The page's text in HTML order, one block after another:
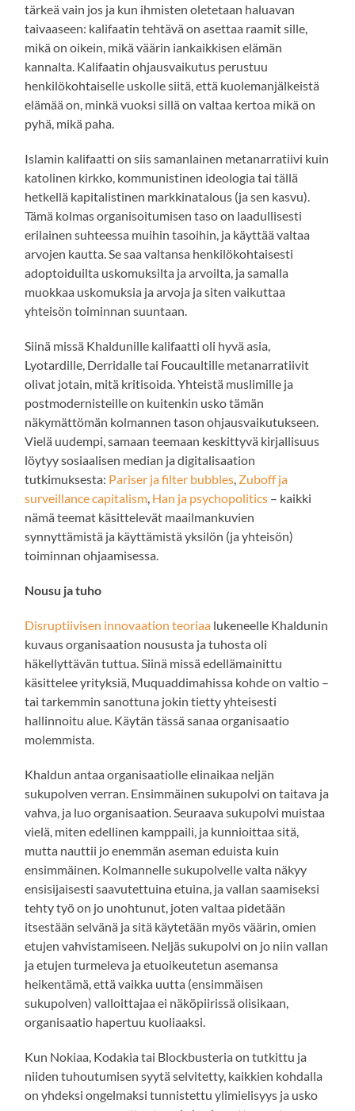
tärkeä vain jos ja kun ihmisten oletetaan haluavan
taivaaseen: kalifaatin tehtävä on asettaa raamit sille,
mikä on oikein, mikä väärin iankaikkisen elämän
kannalta. Kalifaatin ohjausvaikutus perustuu
henkilökohtaiselle uskolle siitä, että kuolemanjälkeistä
elämää on, minkä vuoksi sillä on valtaa kertoa mikä on
pyhä, mikä paha.
Islamin kalifaatti on siis samanlainen metanarratiivi kuin
katolinen kirkko, kommunistinen ideologia tai tällä
hetkellä kapitalistinen markkinatalous (ja sen kasvu).
Tämä kolmas organisoitumisen taso on laadullisesti
erilainen suhteessa muihin tasoihin, ja käyttää valtaa
arvojen kautta. Se saa valtansa henkilökohtaisesti
adoptoiduilta uskomuksilta ja arvoilta, ja samalla
muokkaa uskomuksia ja arvoja ja siten vaikuttaa
yhteisön toiminnan suuntaan.
Siinä missä Khaldunille kalifaatti oli hyvä asia,
Lyotardille, Derridalle tai Foucaultille metanarratiivit
olivat jotain, mitä kritisoida. Yhteistä muslimille ja
postmodernisteille on kuitenkin usko tämän
näkymättömän kolmannen tason ohjausvaikutukseen.
Vielä uudempi, samaan teemaan keskittyvä kirjallisuus
löytyy sosiaalisen median ja digitalisaation
tutkimuksesta: Pariser ja filter bubbles Zuboff ja
surveillance capitalism Han ja psychopolitics – kaikki
nämä teemat käsittelevät maailmankuvien
synnyttämistä ja käyttämistä yksilön (ja yhteisön)
toiminnan ohjaamisessa.
Nousu ja tuho
Disruptiivisen innovaation teoriaa lukeneelle Khaldunin
kuvaus organisaation noususta ja tuhosta oli
häkellyttävän tuttua. Siinä missä edellämainittu
käsittelee yrityksiä, Muquaddimahissa kohde on valtio –
tai tarkemmin sanottuna jokin tietty yhteisesti
hallinnoitu alue. Käytän tässä sanaa organisaatio
molemmista.
Khaldun antaa organisaatiolle elinaikaa neljän
sukupolven verran. Ensimmäinen sukupolvi on taitava ja
vahva, ja luo organisaation. Seuraava sukupolvi muistaa
vielä, miten edellinen kamppaili, ja kunnioittaa sitä,
mutta nauttii jo enemmän aseman eduista kuin
ensimmäinen. Kolmannelle sukupolvelle valta näkyy
ensisijaisesti saavutettuina etuina, ja vallan saamiseksi
tehty työ on jo unohtunut, joten valtaa pidetään
itsestään selvänä ja sitä käytetään myös väärin, omien
etujen vahvistamiseen. Neljäs sukupolvi on jo niin vallan
ja etujen turmeleva ja etuoikeutetun asemansa
heikentämä, että vaikka uutta (ensimmäisen
sukupolven) valloittajaa ei näköpiirissä olisikaan,
organisaatio hapertuu kuoliaaksi.
Kun Nokiaa, Kodakia tai Blockbusteria on tutkittu ja
niiden tuhoutumisen syytä selvitetty, kaikkien kohdalla
on yhdeksi ongelmaksi tunnistettu ylimielisyys ja usko